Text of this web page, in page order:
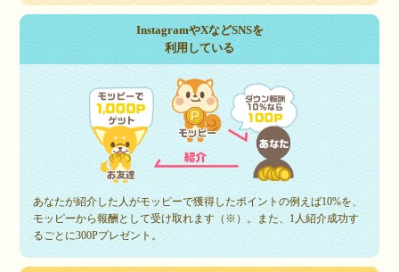
InstagramやXなどSNSを
利用している
あなたが紹介した人がモッピーで獲得したポイントの例えば10%を、
モッピーから報酬として受け取れます（※）。また、1人紹介成功す
るごとに300Pプレゼント。